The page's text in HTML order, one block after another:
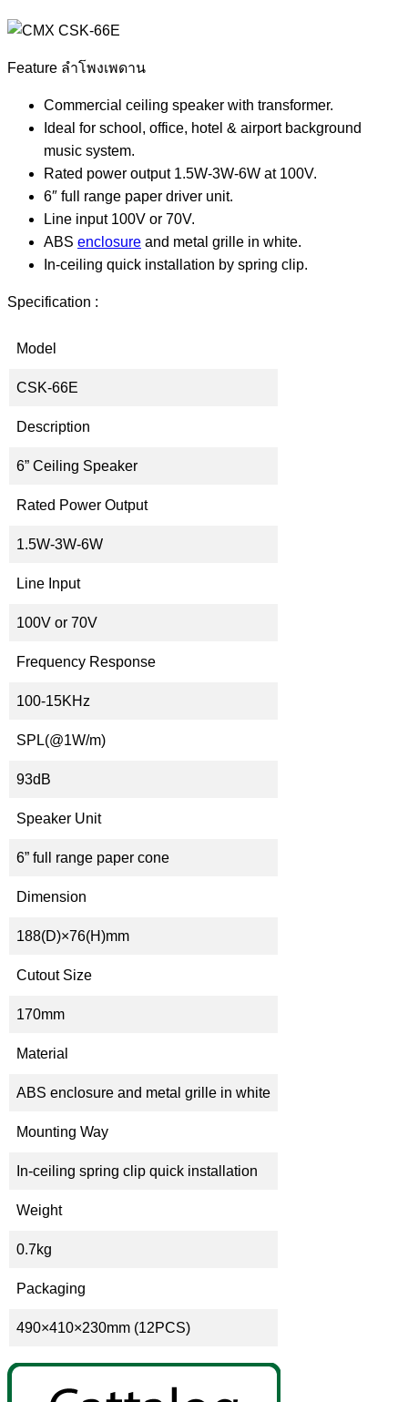
Feature ลำโพงเพดาน
Commercial ceiling speaker with transformer.
Ideal for school, office, hotel & airport background
music system.
Rated power output 1.5W-3W-6W at 100V.
6″ full range paper driver unit.
Line input 100V or 70V.
ABS enclosure and metal grille in white.
In-ceiling quick installation by spring clip.
Specification :
Model
CSK-66E
Description
6” Ceiling Speaker
Rated Power Output
1.5W-3W-6W
Line Input
100V or 70V
Frequency Response
100-15KHz
SPL(@1W/m)
93dB
Speaker Unit
6” full range paper cone
Dimension
188(D)×76(H)mm
Cutout Size
170mm
Material
ABS enclosure and metal grille in white
Mounting Way
In-ceiling spring clip quick installation
Weight
0.7kg
Packaging
490×410×230mm (12PCS)